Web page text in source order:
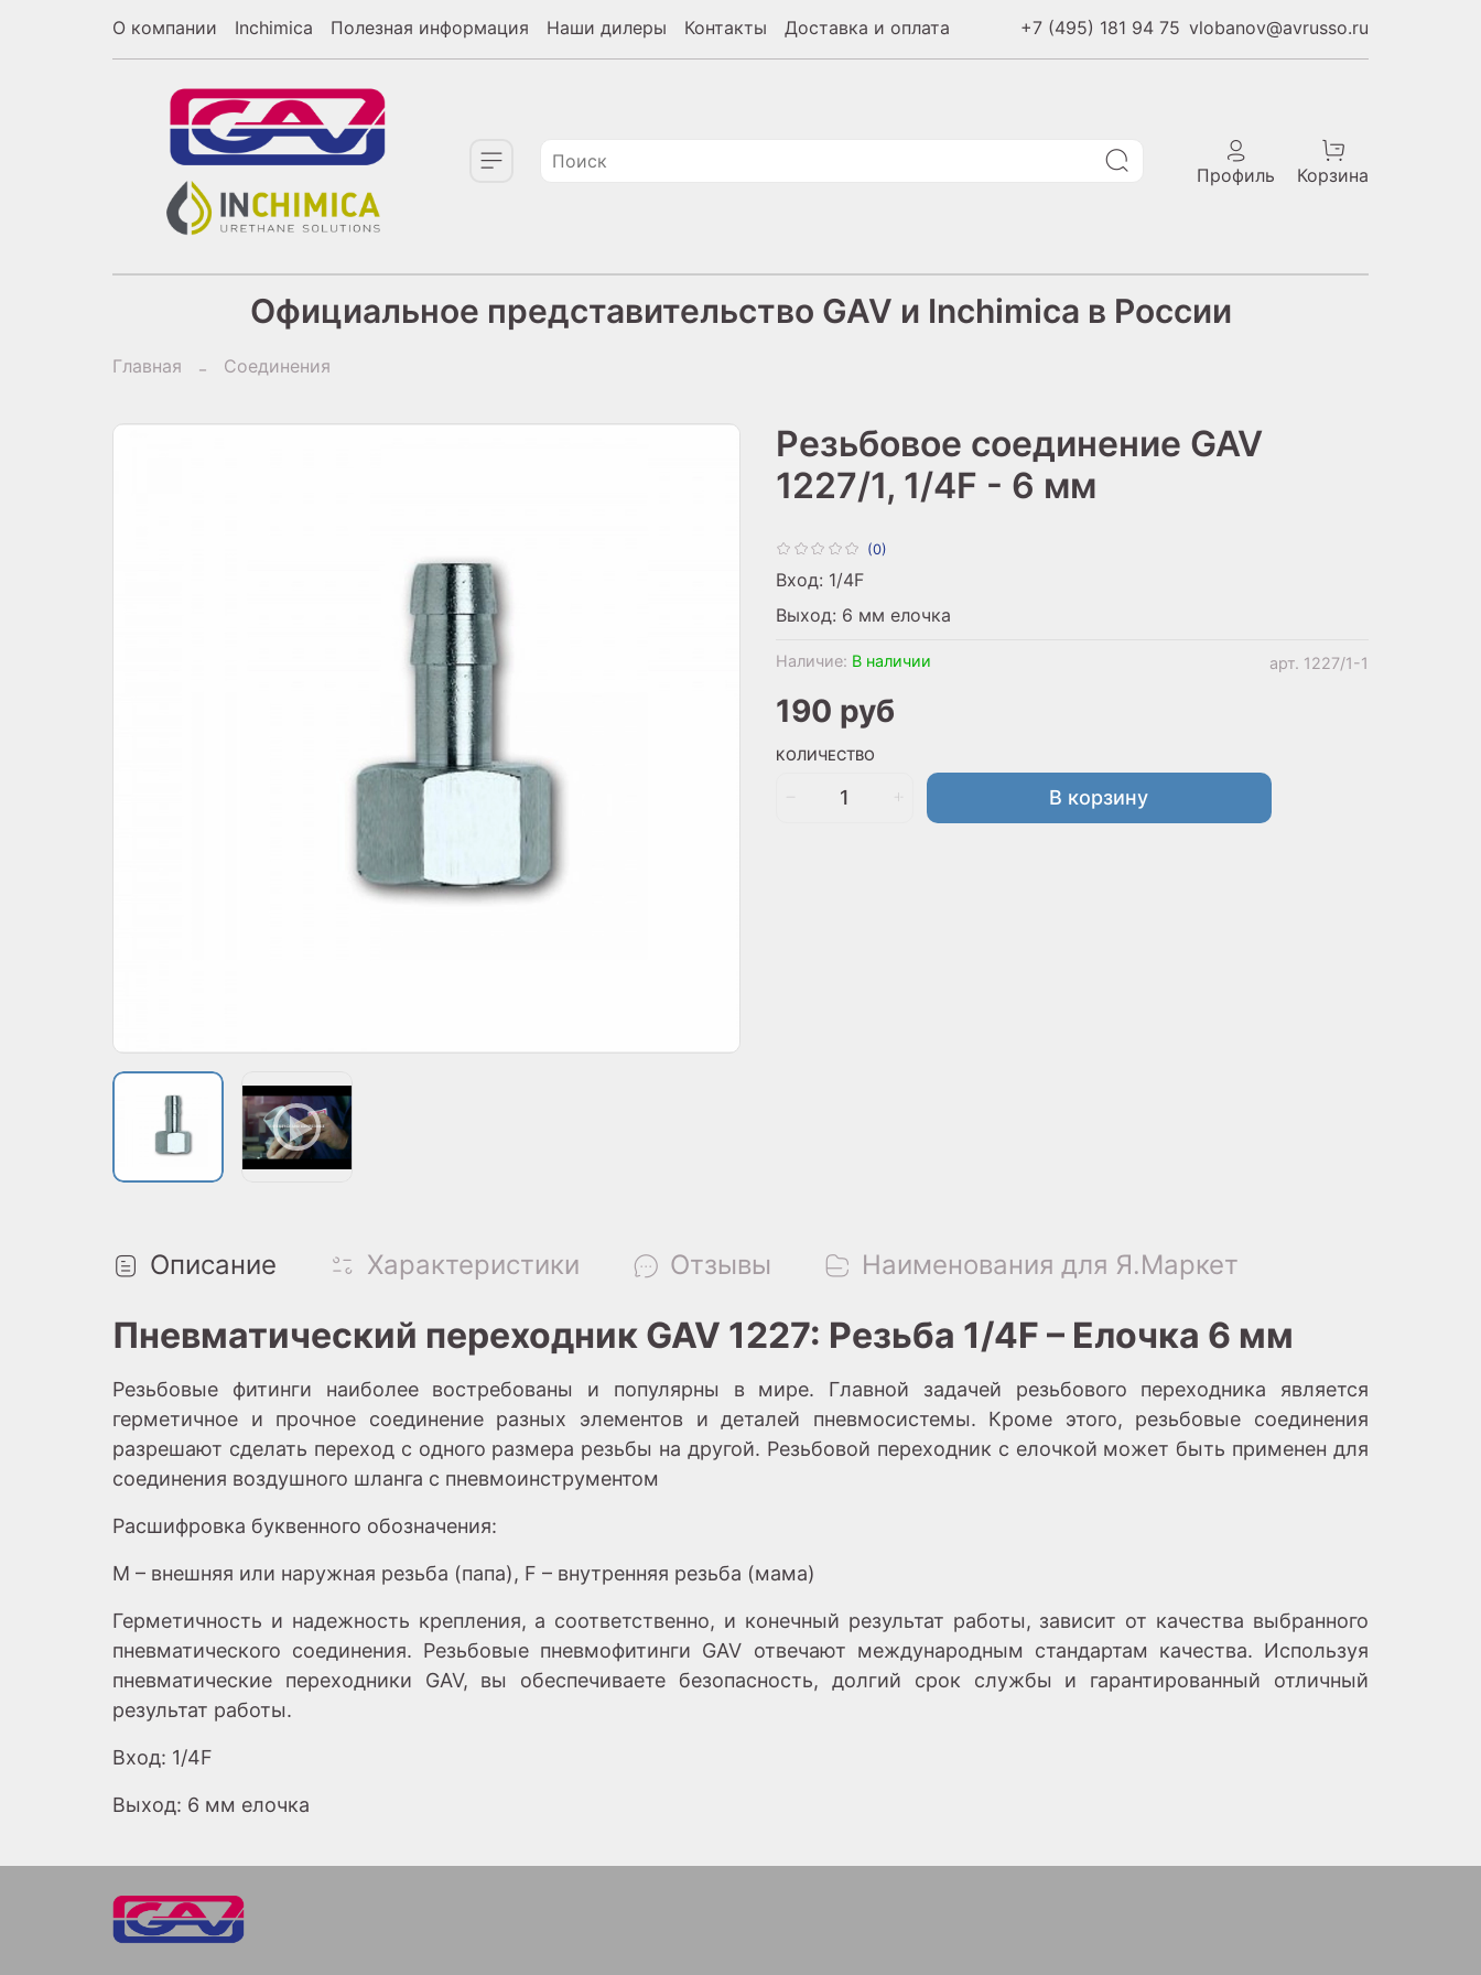
О компании Inchimica Полезная информация Наши дилеры Контакты Доставка и оплата +7 (495) 181 94 75 vlobanov@avrusso.ru
Профиль Корзина
Официальное представительство GAV и Inchimica в России
Главная Соединения
(0)
арт. 1227/1-1
Наличие: В наличии
Резьбовое соединение GAV
1227/1, 1/4F - 6 мм
190 руб
КОЛИЧЕСТВО
В корзину
Вход: 1/4F
Выход: 6 мм елочка
Описание Характеристики Отзывы Наименования для Я.Маркет
Пневматический переходник GAV 1227: Резьба 1/4F – Елочка 6 мм
Резьбовые фитинги наиболее востребованы и популярны в мире. Главной задачей резьбового переходника является
герметичное и прочное соединение разных элементов и деталей пневмосистемы. Кроме этого, резьбовые соединения
разрешают сделать переход с одного размера резьбы на другой. Резьбовой переходник с елочкой может быть применен для
соединения воздушного шланга с пневмоинструментом
Расшифровка буквенного обозначения:
M – внешняя или наружная резьба (папа), F – внутренняя резьба (мама)
Герметичность и надежность крепления, а соответственно, и конечный результат работы, зависит от качества выбранного
пневматического соединения. Резьбовые пневмофитинги GAV отвечают международным стандартам качества. Используя
пневматические переходники GAV, вы обеспечиваете безопасность, долгий срок службы и гарантированный отличный
результат работы.
Вход: 1/4F
Выход: 6 мм елочка